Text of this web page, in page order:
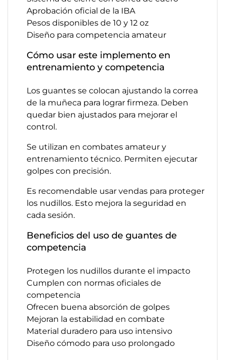
Aprobación oficial de la IBA
Pesos disponibles de 10 y 12 oz
Diseño para competencia amateur
Cómo usar este implemento en
entrenamiento y competencia
Los guantes se colocan ajustando la correa
de la muñeca para lograr firmeza. Deben
quedar bien ajustados para mejorar el
control.
Se utilizan en combates amateur y
entrenamiento técnico. Permiten ejecutar
golpes con precisión.
Es recomendable usar vendas para proteger
los nudillos. Esto mejora la seguridad en
cada sesión.
Beneficios del uso de guantes de
competencia
Protegen los nudillos durante el impacto
Cumplen con normas oficiales de
competencia
Ofrecen buena absorción de golpes
Mejoran la estabilidad en combate
Material duradero para uso intensivo
Diseño cómodo para uso prolongado